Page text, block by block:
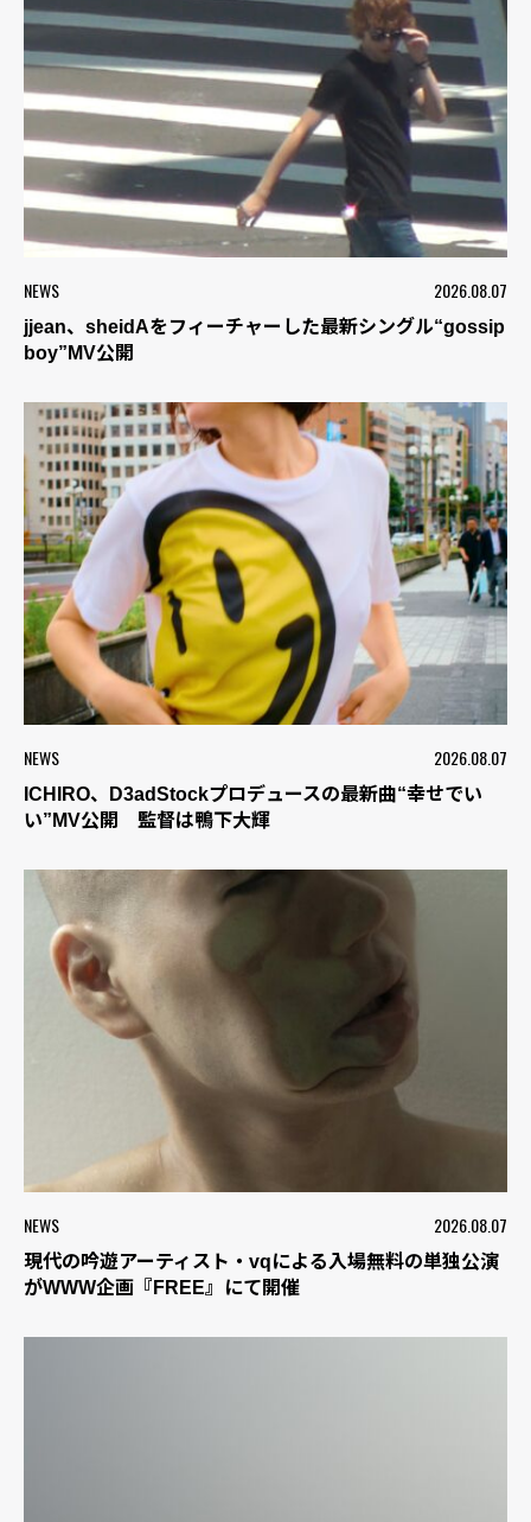
NEWS 2026.08.07
jjean、sheidAをフィーチャーした最新シングル“gossip
boy”MV公開
NEWS 2026.08.07
ICHIRO、D3adStockプロデュースの最新曲“幸せでい
い”MV公開 監督は鴨下大輝
NEWS 2026.08.07
現代の吟遊アーティスト・vqによる入場無料の単独公演
がWWW企画『FREE』にて開催